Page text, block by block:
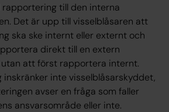
till den interna
Det är upp till visselblåsaren att
ska ske internt eller externt och
direkt till en extern
att först rapportera internt.
inte visselblåsarskyddet,
avser en fråga som faller
ansvarsområde eller inte.